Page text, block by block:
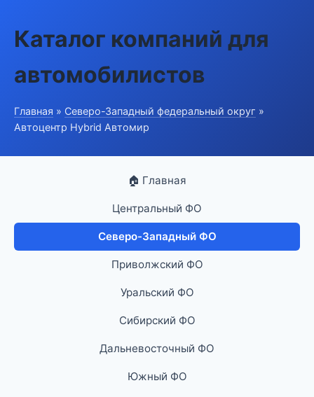
Каталог компаний для
автомобилистов
Главная » Северо-Западный федеральный округ »
Автоцентр Hybrid Автомир
🏠 Главная
Центральный ФО
Северо-Западный ФО
Приволжский ФО
Уральский ФО
Сибирский ФО
Дальневосточный ФО
Южный ФО